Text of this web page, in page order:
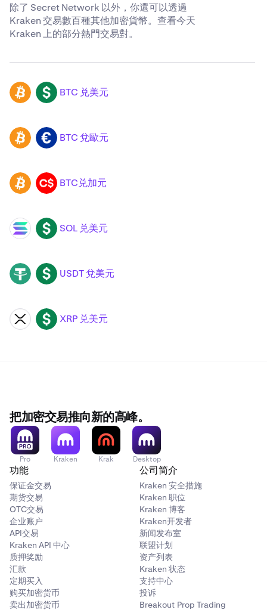
除了 Secret Network 以外，你還可以透過
Kraken 交易數百種其他加密貨幣。查看今天
Kraken 上的部分熱門交易對。
BTC USD BTC 兑美元
BTC EUR BTC 兌歐元
BTC CAD BTC兑加元
SOL USD SOL 兑美元
USDT USD USDT 兌美元
XRP USD XRP 兑美元
把加密交易推向新的高峰。
Pro Kraken Krak Desktop
功能
保证金交易
期货交易
OTC交易
企业账户
API交易
Kraken API 中心
质押奖励
汇款
定期买入
购买加密货币
卖出加密货币
公司简介
Kraken 安全措施
Kraken 职位
Kraken 博客
Kraken开发者
新闻发布室
联盟计划
资产列表
Kraken 状态
支持中心
投诉
Breakout Prop Trading